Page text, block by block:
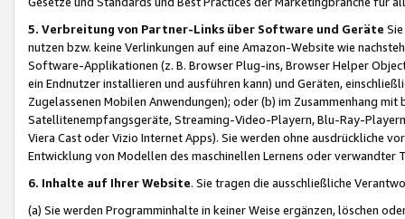
5. Verbreitung von Partner-Links über Software und Geräte
nutzen bzw. keine Verlinkungen auf eine Amazon-Website wie
Software-Applikationen (z. B. Browser Plug-ins, Browser Helper
ein Endnutzer installieren und ausführen kann) und Geräten,
Zugelassenen Mobilen Anwendungen); oder (b) im Zusammenhang
Satellitenempfangsgeräte, Streaming-Video-Playern, Blu-Ray-
Viera Cast oder Vizio Internet Apps). Sie werden ohne ausdrückliche
Entwicklung von Modellen des maschinellen Lernens oder
6. Inhalte auf Ihrer Website. Sie tragen die ausschließliche
(a) Sie werden Programminhalte in keiner Weise ergänzen, löschen